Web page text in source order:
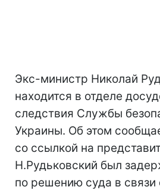
Экс-министр Николай
находится в отделе
следствия Службы
Украины. Об этом
со ссылкой на
Н.Рудьковский был
по решению суда в связи